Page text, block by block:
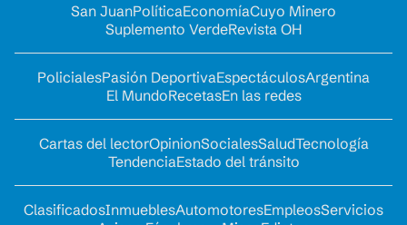
San JuanPolíticaEconomíaCuyo Minero
Suplemento VerdeRevista OH
PolicialesPasión DeportivaEspectáculosArgentina
El MundoRecetasEn las redes
Cartas del lectorOpinionSocialesSaludTecnología
TendenciaEstado del tránsito
ClasificadosInmueblesAutomotoresEmpleosServicios